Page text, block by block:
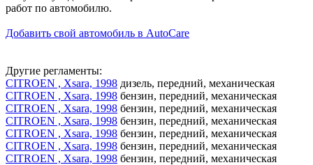
работ по автомобилю.
Добавить свой автомобиль в AutoCare
Другие регламенты:
CITROEN , Xsara, 1998 дизель, передний, механическая
CITROEN , Xsara, 1998 бензин, передний, механическая
CITROEN , Xsara, 1998 бензин, передний, механическая
CITROEN , Xsara, 1998 бензин, передний, механическая
CITROEN , Xsara, 1998 бензин, передний, механическая
CITROEN , Xsara, 1998 бензин, передний, механическая
CITROEN , Xsara, 1998 бензин, передний, механическая